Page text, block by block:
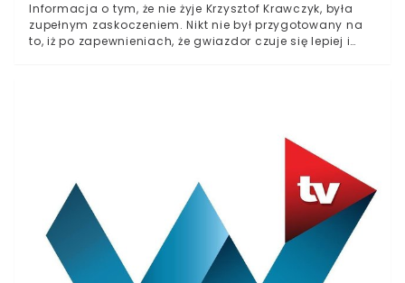
Informacja o tym, że nie żyje Krzysztof Krawczyk, była
zupełnym zaskoczeniem. Nikt nie był przygotowany na
to, iż po zapewnieniach, że gwiazdor czuje się lepiej i
swoimi występami juwenaliów.10 kwietnia, odbył się
pogrzeb Krzysztofa Krawczyka. Zaszczyt wygłoszenia na
nim kazania przypadł biskupowi Antoniemu Długoszowi.